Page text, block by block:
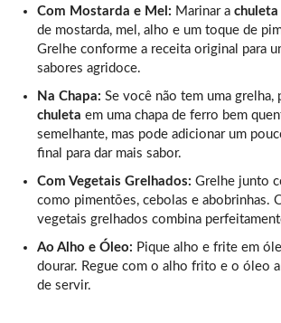
Com Mostarda e Mel: Marinar a chuleta
de mostarda, mel, alho e um toque de
Grelhe conforme a receita original para
sabores agridoce.
Na Chapa: Se você não tem uma grelha,
chuleta em uma chapa de ferro bem
semelhante, mas pode adicionar um
final para dar mais sabor.
Com Vegetais Grelhados: Grelhe junto
como pimentões, cebolas e abobrinhas.
vegetais grelhados combina
Ao Alho e Óleo: Pique alho e frite em
dourar. Regue com o alho frito e o óleo
de servir.